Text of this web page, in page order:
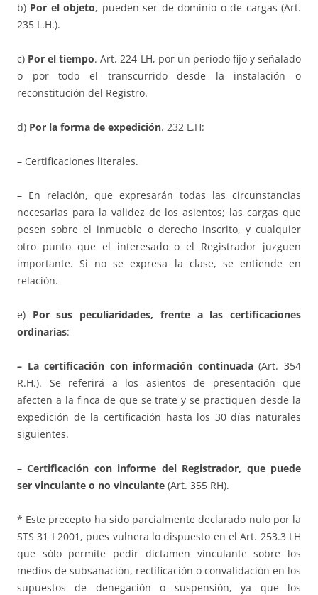
b) Por el objeto, pueden ser de dominio o de cargas (Art.
235 L.H.).
c) Por el tiempo. Art. 224 LH, por un periodo fijo y señalado
o por todo el transcurrido desde la instalación o
reconstitución del Registro.
d) Por la forma de expedición. 232 L.H:
– Certificaciones literales.
– En relación, que expresarán todas las circunstancias
necesarias para la validez de los asientos; las cargas que
pesen sobre el inmueble o derecho inscrito, y cualquier
otro punto que el interesado o el Registrador juzguen
importante. Si no se expresa la clase, se entiende en
relación.
e) Por sus peculiaridades, frente a las certificaciones
ordinarias:
– La certificación con información continuada(Art. 354
R.H.). Se referirá a los asientos de presentación que
afecten a la finca de que se trate y se practiquen desde la
expedición de la certificación hasta los 30 días naturales
siguientes.
–Certificación con informe del Registrador, que puede
ser vinculante o no vinculante (Art. 355 RH).
* Este precepto ha sido parcialmente declarado nulo por la
STS 31 I 2001, pues vulnera lo dispuesto en el Art. 253.3 LH
que sólo permite pedir dictamen vinculante sobre los
medios de subsanación, rectificación o convalidación en los
supuestos de denegación o suspensión, ya que los